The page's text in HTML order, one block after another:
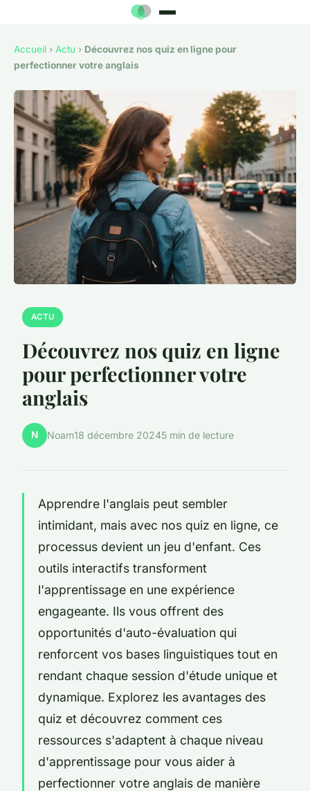
Accueil › Actu › Découvrez nos quiz en ligne pour
perfectionner votre anglais
ACTU
Découvrez nos quiz en ligne
pour perfectionner votre
anglais
N Noam18 décembre 20245 min de lecture
Apprendre l'anglais peut sembler
intimidant, mais avec nos quiz en ligne, ce
processus devient un jeu d'enfant. Ces
outils interactifs transforment
l'apprentissage en une expérience
engageante. Ils vous offrent des
opportunités d'auto-évaluation qui
renforcent vos bases linguistiques tout en
rendant chaque session d'étude unique et
dynamique. Explorez les avantages des
quiz et découvrez comment ces
ressources s'adaptent à chaque niveau
d'apprentissage pour vous aider à
perfectionner votre anglais de manière